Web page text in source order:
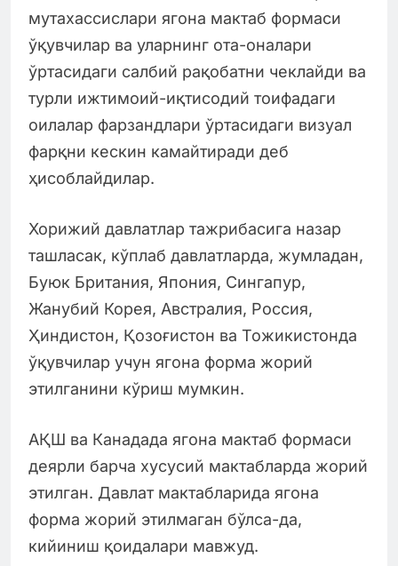
мутахассислари ягона мактаб формаси
ўқувчилар ва уларнинг ота-оналари
ўртасидаги салбий рақобатни чеклайди ва
турли ижтимоий-иқтисодий тоифадаги
оилалар фарзандлари ўртасидаги визуал
фарқни кескин камайтиради деб
ҳисоблайдилар.
Хорижий давлатлар тажрибасига назар
ташласак, кўплаб давлатларда, жумладан,
Буюк Британия, Япония, Сингапур,
Жанубий Корея, Австралия, Россия,
Ҳиндистон, Қозоғистон ва Тожикистонда
ўқувчилар учун ягона форма жорий
этилганини кўриш мумкин.
АҚШ ва Канадада ягона мактаб формаси
деярли барча хусусий мактабларда жорий
этилган. Давлат мактабларида ягона
форма жорий этилмаган бўлса-да,
кийиниш қоидалари мавжуд.